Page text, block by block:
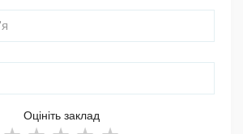
Оцініть заклад